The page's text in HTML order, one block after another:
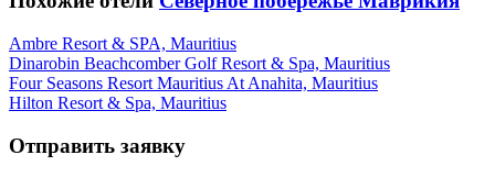
Ambre Resort & SPA, Mauritius
Dinarobin Beachcomber Golf Resort & Spa, Mauritius
Four Seasons Resort Mauritius At Anahita, Mauritius
Hilton Resort & Spa, Mauritius
Отправить заявку